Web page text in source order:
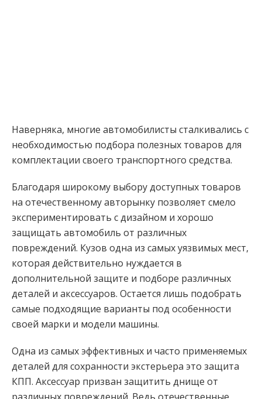
Наверняка, многие автомобилисты сталкивались с
необходимостью подбора полезных товаров для
комплектации своего транспортного средства.
Благодаря широкому выбору доступных товаров
на отечественному авторынку позволяет смело
экспериментировать с дизайном и хорошо
защищать автомобиль от различных
повреждений. Кузов одна из самых уязвимых мест,
которая действительно нуждается в
дополнительной защите и подборе различных
деталей и аксессуаров. Остается лишь подобрать
самые подходящие варианты под особенности
своей марки и модели машины.
Одна из самых эффективных и часто применяемых
деталей для сохранности экстерьера это защита
КПП. Аксессуар призван защитить днище от